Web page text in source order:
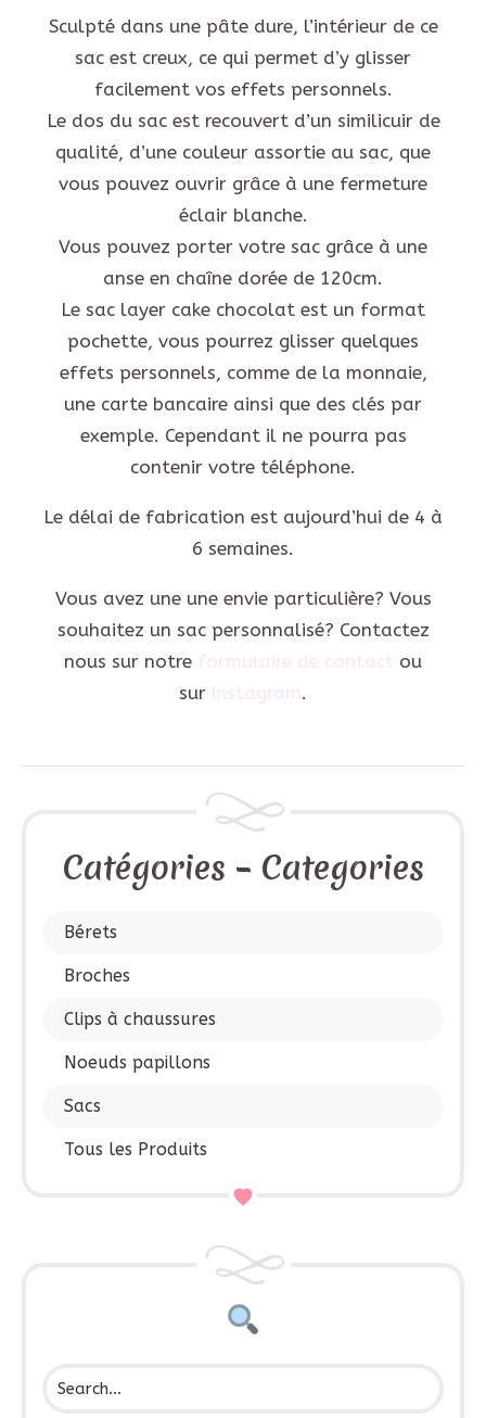
Catégories – Categories
Bérets
Broches
Clips à chaussures
Noeuds papillons
Sacs
Tous les Produits
Sculpté dans une pâte dure, l’intérieur de ce
sac est creux, ce qui permet d’y glisser
facilement vos effets personnels.
Le dos du sac est recouvert d’un similicuir de
qualité, d’une couleur assortie au sac, que
vous pouvez ouvrir grâce à une fermeture
éclair blanche.
Vous pouvez porter votre sac grâce à une
anse en chaîne dorée de 120cm.
Le sac layer cake chocolat est un format
pochette, vous pourrez glisser quelques
effets personnels, comme de la monnaie,
une carte bancaire ainsi que des clés par
exemple. Cependant il ne pourra pas
contenir votre téléphone.
Le délai de fabrication est aujourd’hui de 4 à
6 semaines.
Vous avez une une envie particulière? Vous
souhaitez un sac personnalisé? Contactez
nous sur notre formulaire de contact ou
sur instagram.